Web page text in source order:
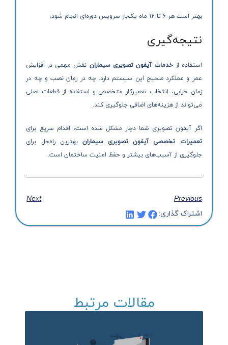
بهتر است هر 6 تا 12 ماه یک‌بار سرویس دوره‌ای انجام شود.
نتیجه‌گیری
استفاده ازخدمات آیفون تصویری سیماران نقش مهمی در افزایش
عمر و عملکرد صحیح این سیستم دارد. چه در زمان نصب و چه در
زمان خرابی، انتخاب تعمیرکار متخصص و استفاده از قطعات اصلی
می‌تواند از هزینه‌های اضافی جلوگیری کند.
اگر آیفون تصویری شما دچار مشکل شده است، اقدام سریع برای
تعمیرات تخصصی آیفون تصویری سیماران بهترین راه‌حل برای
جلوگیری از آسیب‌های بیشتر و حفظ امنیت ساختمان است.
Previous
Next
اشتراک گذاری:
مقالات مرتبط